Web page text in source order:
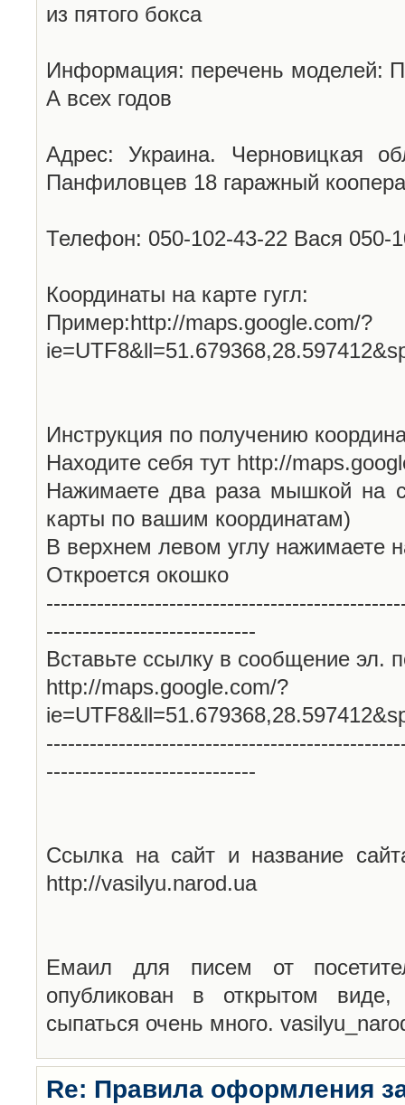
из пятого бокса
Информация: перечень моделей:
А всех годов
Адрес: Украина. Черновицкая
Панфиловцев 18 гаражный
Телефон: 050-102-43-22 Вася 050-
Координаты на карте гугл:
Пример:http://maps.google.com/?
Инструкция по получению
Находите себя тут http://
Нажимаете два раза мышкой на
карты по вашим координатам)
В верхнем левом углу нажимаете
Откроется окошко
-----------------------------
Вставьте ссылку в сообщение эл.
http://maps.google.com/?
-----------------------------
Ссылка на сайт и название
http://vasilyu.narod.ua
Емаил для писем от
опубликован в открытом
сыпаться очень много.
Re: Правила оформления